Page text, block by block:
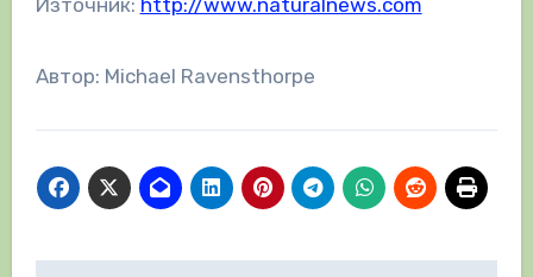
Автор: Michael Ravensthorpe